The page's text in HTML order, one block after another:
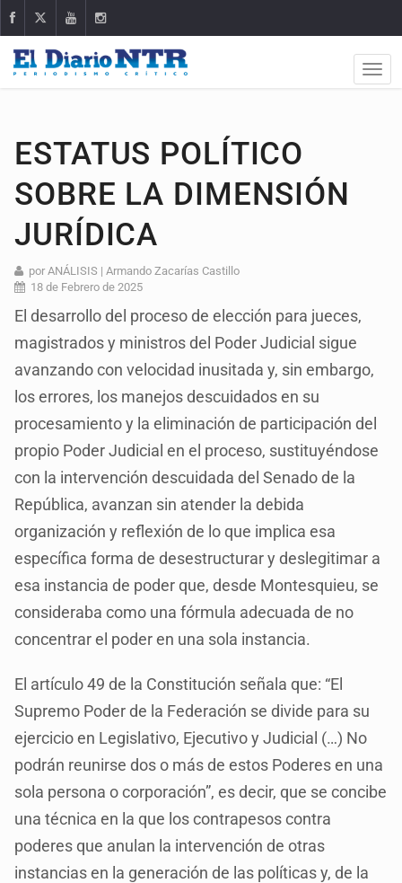
ESTATUS POLÍTICO
SOBRE LA DIMENSIÓN
JURÍDICA
por ANÁLISIS | Armando Zacarías Castillo
18 de Febrero de 2025
El desarrollo del proceso de elección para jueces,
magistrados y ministros del Poder Judicial sigue
avanzando con velocidad inusitada y, sin embargo,
los errores, los manejos descuidados en su
procesamiento y la eliminación de participación del
propio Poder Judicial en el proceso, sustituyéndose
con la intervención descuidada del Senado de la
República, avanzan sin atender la debida
organización y reflexión de lo que implica esa
específica forma de desestructurar y deslegitimar a
esa instancia de poder que, desde Montesquieu, se
consideraba como una fórmula adecuada de no
concentrar el poder en una sola instancia.
El artículo 49 de la Constitución señala que: “El
Supremo Poder de la Federación se divide para su
ejercicio en Legislativo, Ejecutivo y Judicial (…) No
podrán reunirse dos o más de estos Poderes en una
sola persona o corporación”, es decir, que se concibe
una técnica en la que los contrapesos contra
poderes que anulan la intervención de otras
instancias en la generación de las políticas y, de la